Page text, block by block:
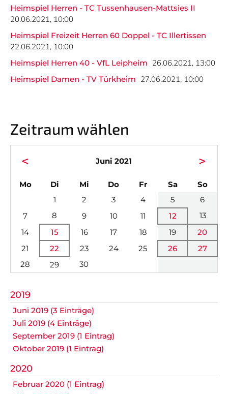
Heimspiel Herren - TC Tussenhausen-Mattsies II
20.06.2021, 10:00
Heimspiel Freizeit Herren 60 Doppel - TC Illertissen
22.06.2021, 10:00
Heimspiel Herren 40 - VfL Leipheim 26.06.2021, 13:00
Heimspiel Damen - TV Türkheim 27.06.2021, 10:00
Zeitraum wählen
< Juni 2021 >
Montag Dienstag
Mittwoch
Donnerstag
Freitag SamstagSo
1
2 3 4 5
6
7
8 9 10 11 12
13
14
15 16 17 18 19
20
21
22 23 24 25 26
27
28
29 30
2019
Juni 2019 (3 Einträge)
Juli 2019 (4 Einträge)
September 2019 (1 Eintrag)
Oktober 2019 (1 Eintrag)
2020
Februar 2020 (1 Eintrag)
Termine
Twitter
Herren 60
Nicht das Richtige gefunden?
gerne weiter.
post@svo.germaringen.de
Navigation
überspringen
Anfahrt Impressum Datenschutz